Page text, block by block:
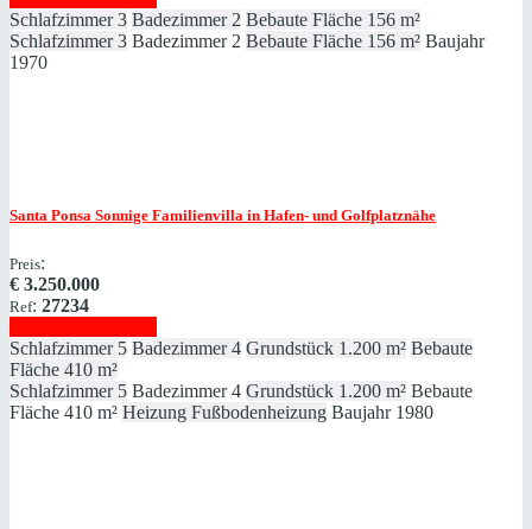
Schlafzimmer 3 Badezimmer 2 Bebaute Fläche 156 m²
Schlafzimmer 3 Badezimmer 2 Bebaute Fläche 156 m² Baujahr
1970
Santa Ponsa Sonnige Familienvilla in Hafen- und Golfplatznähe
Preis:
€ 3.250.000
Ref: 27234
Schlafzimmer 5 Badezimmer 4 Grundstück 1.200 m² Bebaute
Fläche 410 m²
Schlafzimmer 5 Badezimmer 4 Grundstück 1.200 m² Bebaute
Fläche 410 m² Heizung Fußbodenheizung Baujahr 1980